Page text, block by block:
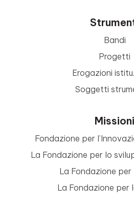
Bandi
Progetti
Erogazioni
Soggetti
Missioni
Fondazione per
La Fondazione per lo
La Fondazione per
La Fondazione per